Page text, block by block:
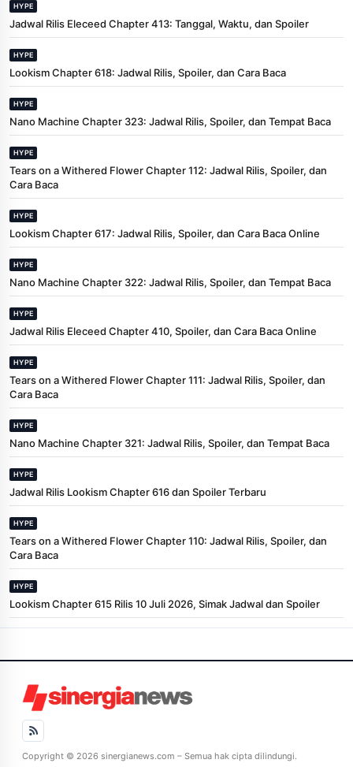
HYPE
Jadwal Rilis Eleceed Chapter 413: Tanggal, Waktu, dan Spoiler
HYPE
Lookism Chapter 618: Jadwal Rilis, Spoiler, dan Cara Baca
HYPE
Nano Machine Chapter 323: Jadwal Rilis, Spoiler, dan Tempat Baca
HYPE
Tears on a Withered Flower Chapter 112: Jadwal Rilis, Spoiler, dan
Cara Baca
HYPE
Lookism Chapter 617: Jadwal Rilis, Spoiler, dan Cara Baca Online
HYPE
Nano Machine Chapter 322: Jadwal Rilis, Spoiler, dan Tempat Baca
HYPE
Jadwal Rilis Eleceed Chapter 410, Spoiler, dan Cara Baca Online
HYPE
Tears on a Withered Flower Chapter 111: Jadwal Rilis, Spoiler, dan
Cara Baca
HYPE
Nano Machine Chapter 321: Jadwal Rilis, Spoiler, dan Tempat Baca
HYPE
Jadwal Rilis Lookism Chapter 616 dan Spoiler Terbaru
HYPE
Tears on a Withered Flower Chapter 110: Jadwal Rilis, Spoiler, dan
Cara Baca
HYPE
Lookism Chapter 615 Rilis 10 Juli 2026, Simak Jadwal dan Spoiler
Copyright © 2026 sinergianews.com – Semua hak cipta dilindungi.